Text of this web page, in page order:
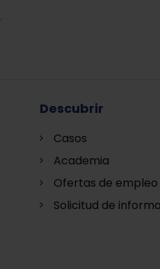
Descubrir
Casos
Academia
Ofertas de empleo
Solicitud de